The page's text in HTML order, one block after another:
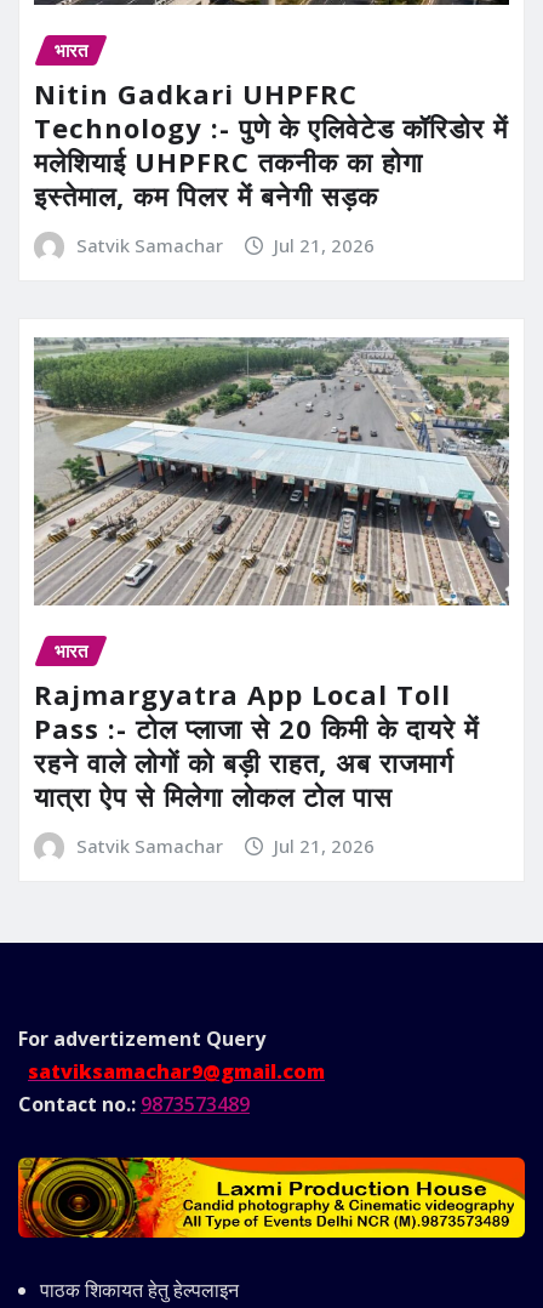
भारत
Nitin Gadkari UHPFRC
Technology :- पुणे के एलिवेटेड कॉरिडोर में
मलेशियाई UHPFRC तकनीक का होगा
इस्तेमाल, कम पिलर में बनेगी सड़क
Satvik Samachar Jul 21, 2026
भारत
Rajmargyatra App Local Toll
Pass :- टोल प्लाजा से 20 किमी के दायरे में
रहने वाले लोगों को बड़ी राहत, अब राजमार्ग
यात्रा ऐप से मिलेगा लोकल टोल पास
Satvik Samachar Jul 21, 2026
For advertizement Query
satviksamachar9@gmail.com
Contact no.: 9873573489
पाठक शिकायत हेतु हेल्पलाइन